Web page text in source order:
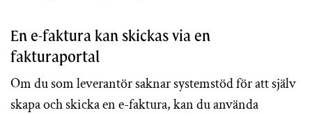
En e-faktura kan skickas via en
fakturaportal
Om du som leverantör saknar systemstöd för att själv
skapa och skicka en e-faktura, kan du använda